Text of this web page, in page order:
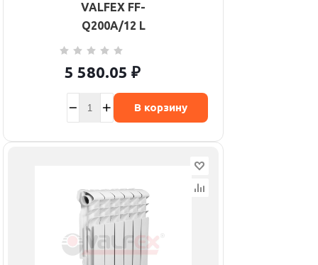
VALFEX FF-
Q200A/12 L
5 580.05 ₽
В корзину